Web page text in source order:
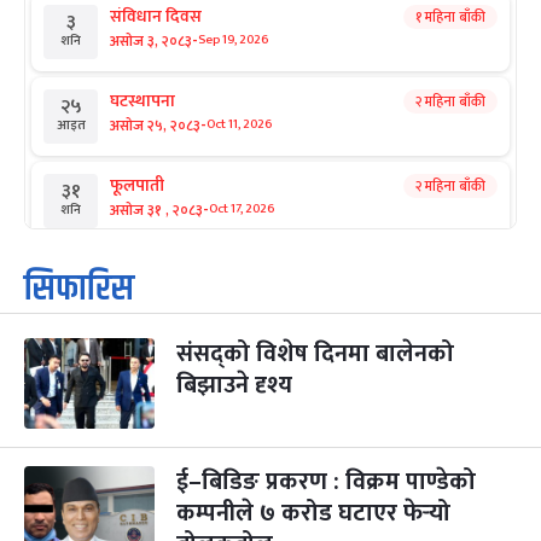
३
शनि
संविधान दिवस
असोज ३, २०८३-Sep 19, 2026
१ महिना बाँकी
२५
आइत
घटस्थापना
असोज २५, २०८३-Oct 11, 2026
२ महिना बाँकी
३१
शनि
फूलपाती
असोज ३१ , २०८३-Oct 17, 2026
२ महिना बाँकी
१
आइत
कार्तिक सङ्क्रान्ति
कार्तिक १, २०८३
३
मंगल
महानवमी
कार्तिक ३, २०८३-Oct 20, 2026
२ महिना बाँकी
४
बुध कार्तिक ४, २०८३ -Oct 21, 2026
५ पापा‌ङ्कुशा एकादशी व्रत २ महिना बाँकी
सिफारिस
संसद्को विशेष दिनमा बालेनको
बिझाउने दृश्य
ई–बिडिङ प्रकरण : विक्रम पाण्डेको
कम्पनीले ७ करोड घटाएर फेर्‍यो